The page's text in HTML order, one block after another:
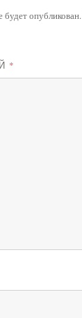
опубликован.
*